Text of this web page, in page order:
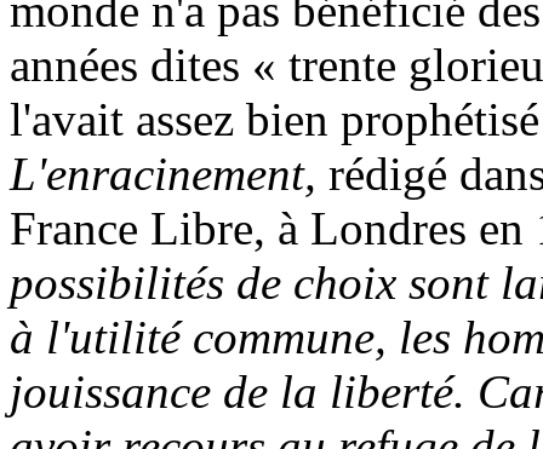
années dites « trente
l'avait assez bien
L'enracinement, rédigé
France Libre, à Londres
possibilités de choix sont
à l'utilité commune, les
jouissance de la liberté.